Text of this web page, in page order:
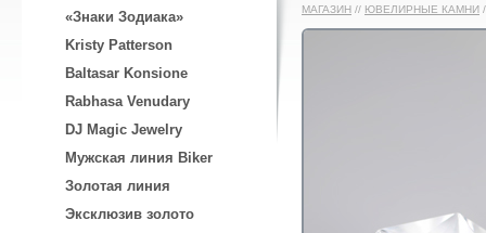
«Знаки Зодиака»
Kristy Patterson
Baltasar Konsione
Rabhasa Venudary
DJ Magic Jewelry
Мужская линия Biker
Золотая линия
Эксклюзив золото
МАГАЗИН // ЮВЕЛИРНЫЕ КАМНИ